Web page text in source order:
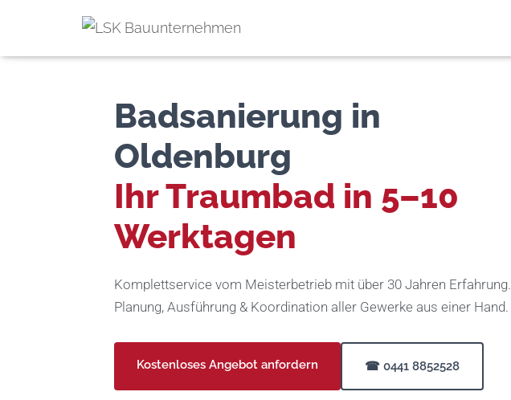
Badsanierung in
Oldenburg
Ihr Traumbad in 5–10
Werktagen
Komplettservice vom Meisterbetrieb mit über 30 Jahren Erfahrung.
Planung, Ausführung & Koordination aller Gewerke aus einer Hand.
Kostenloses Angebot anfordern ☎ 0441 8852528